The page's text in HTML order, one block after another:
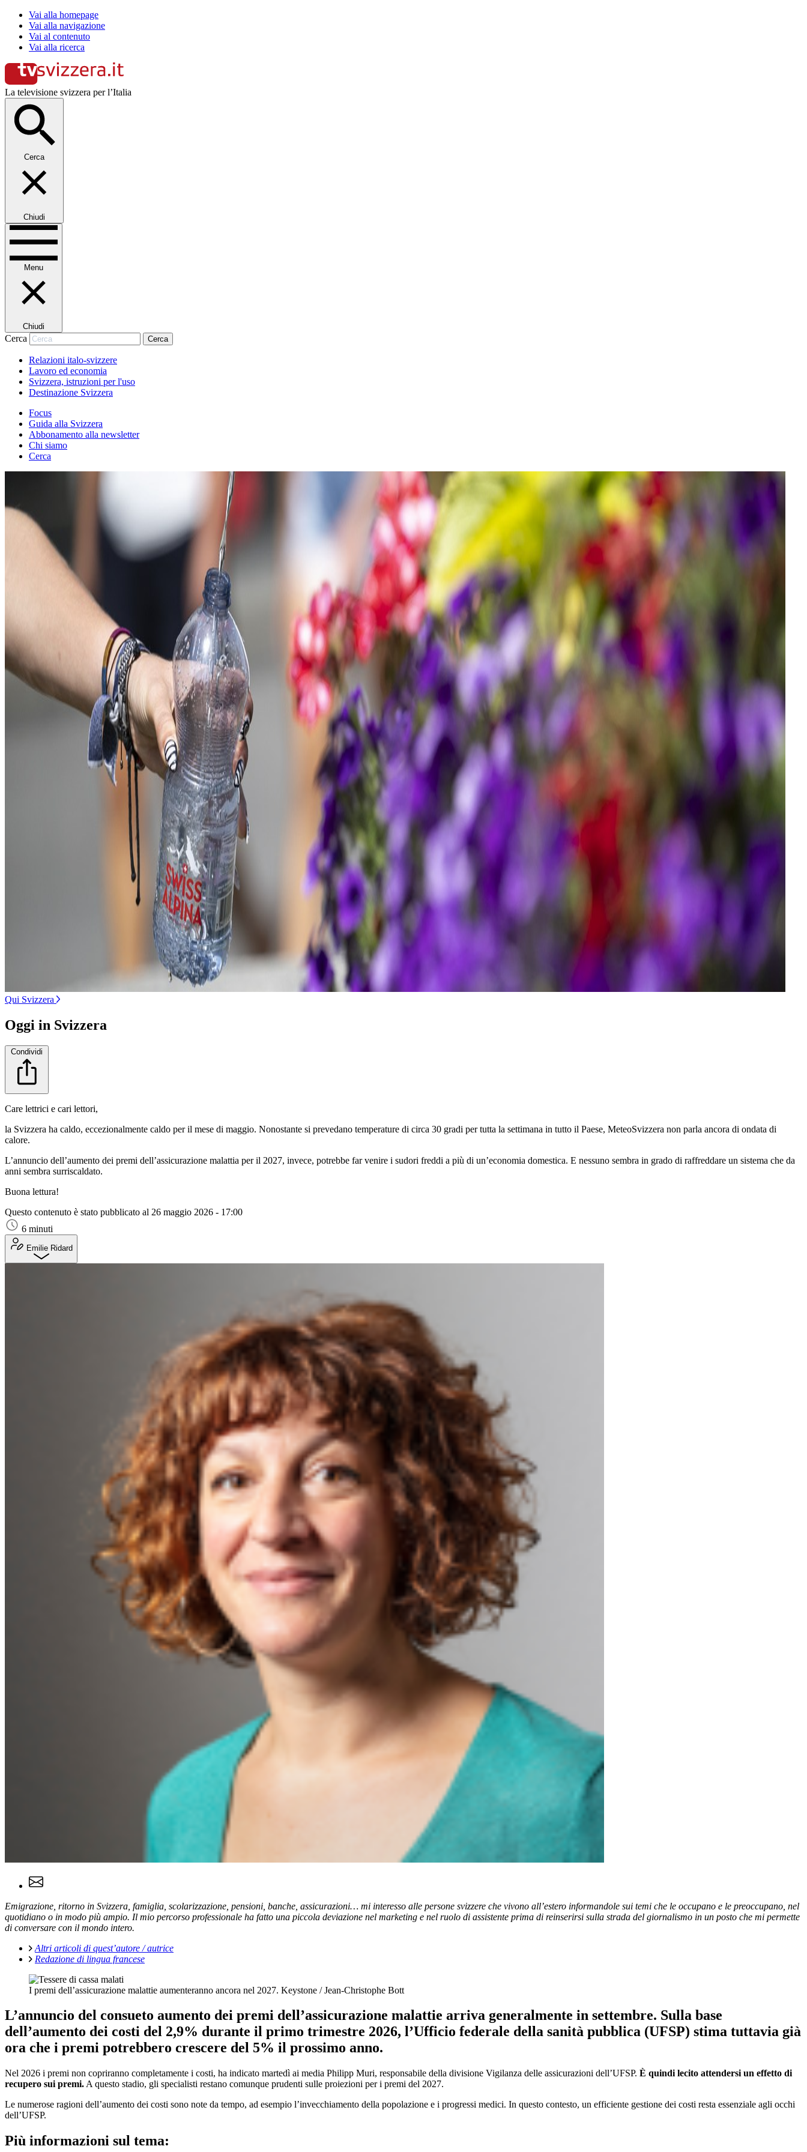
Vai alla homepage
Vai alla navigazione
Vai al contenuto
Vai alla ricerca
La televisione svizzera per l’Italia
Cerca
Chiudi
Menu
Chiudi
Cerca Cerca
Relazioni italo-svizzere
Lavoro ed economia
Svizzera, istruzioni per l'uso
Destinazione Svizzera
Focus
Guida alla Svizzera
Abbonamento alla newsletter
Chi siamo
Cerca
Qui Svizzera
Oggi in Svizzera
Condividi
Care lettrici e cari lettori,
la Svizzera ha caldo, eccezionalmente caldo per il mese di maggio. Nonostante si prevedano temperature di circa 30 gradi per tutta la settimana in tutto il Paese, MeteoSvizzera non parla ancora di ondata di
calore.
L’annuncio dell’aumento dei premi dell’assicurazione malattia per il 2027, invece, potrebbe far venire i sudori freddi a più di un’economia domestica. E nessuno sembra in grado di raffreddare un sistema che da
anni sembra surriscaldato.
Buona lettura!
Questo contenuto è stato pubblicato al 26 maggio 2026 - 17:00
6 minuti
Emilie Ridard
Emigrazione, ritorno in Svizzera, famiglia, scolarizzazione, pensioni, banche, assicurazioni… mi interesso alle persone svizzere che vivono all’estero informandole sui temi che le occupano e le preoccupano, nel
quotidiano o in modo più ampio. Il mio percorso professionale ha fatto una piccola deviazione nel marketing e nel ruolo di assistente prima di reinserirsi sulla strada del giornalismo in un posto che mi permette
di conversare con il mondo intero.
Altri articoli di quest’autore / autrice
Redazione di lingua francese
I premi dell’assicurazione malattie aumenteranno ancora nel 2027. Keystone / Jean-Christophe Bott
L’annuncio del consueto aumento dei premi dell’assicurazione malattie arriva generalmente in settembre. Sulla base
dell’aumento dei costi del 2,9% durante il primo trimestre 2026, l’Ufficio federale della sanità pubblica (UFSP) stima tuttavia già
ora che i premi potrebbero crescere del 5% il prossimo anno.
Nel 2026 i premi non copriranno completamente i costi, ha indicato martedì ai media Philipp Muri, responsabile della divisione Vigilanza delle assicurazioni dell’UFSP. È quindi lecito attendersi un effetto di
recupero sui premi. A questo stadio, gli specialisti restano comunque prudenti sulle proiezioni per i premi del 2027.
Le numerose ragioni dell’aumento dei costi sono note da tempo, ad esempio l’invecchiamento della popolazione e i progressi medici. In questo contesto, un efficiente gestione dei costi resta essenziale agli occhi
dell’UFSP.
Più informazioni sul tema: